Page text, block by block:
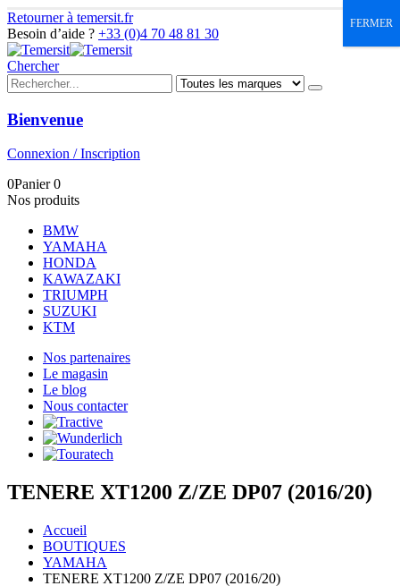
Retourner à temersit.fr
Besoin d’aide ? +33 (0)4 70 48 81 30
Chercher
Bienvenue
Connexion / Inscription
0Panier0
Nos produits
BMW
YAMAHA
HONDA
KAWAZAKI
TRIUMPH
SUZUKI
KTM
Nos partenaires
Le magasin
Le blog
Nous contacter
TENERE XT1200 Z/ZE DP07 (2016/20)
Accueil
BOUTIQUES
YAMAHA
TENERE XT1200 Z/ZE DP07 (2016/20)
FERMER